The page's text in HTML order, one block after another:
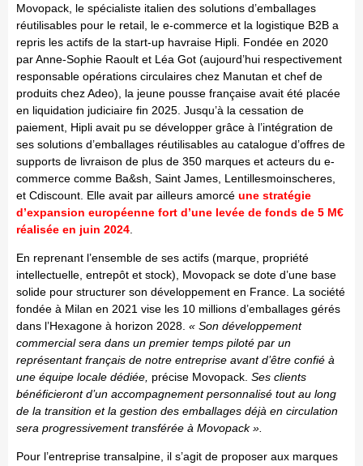
Movopack, le spécialiste italien des solutions d’emballages
réutilisables pour le retail, le e-commerce et la logistique B2B a
repris les actifs de la start-up havraise Hipli. Fondée en 2020
par Anne-Sophie Raoult et Léa Got (aujourd’hui respectivement
responsable opérations circulaires chez Manutan et chef de
produits chez Adeo), la jeune pousse française avait été placée
en liquidation judiciaire fin 2025. Jusqu’à la cessation de
paiement, Hipli avait pu se développer grâce à l’intégration de
ses solutions d’emballages réutilisables au catalogue d’offres de
supports de livraison de plus de 350 marques et acteurs du e-
commerce comme Ba&sh, Saint James, Lentillesmoinscheres,
et Cdiscount. Elle avait par ailleurs amorcé une stratégie
d’expansion européenne fort d’une levée de fonds de 5 M€
réalisée en juin 2024
En reprenant l’ensemble de ses actifs (marque, propriété
intellectuelle, entrepôt et stock), Movopack se dote d’une base
solide pour structurer son développement en France. La société
fondée à Milan en 2021 vise les 10 millions d’emballages gérés
dans l’Hexagone à horizon 2028. « Son développement
commercial sera dans un premier temps piloté par un
représentant français de notre entreprise avant d’être confié à
une équipe locale dédiée, précise Movopack. Ses clients
bénéficieront d’un accompagnement personnalisé tout au long
de la transition et la gestion des emballages déjà en circulation
sera progressivement transférée à Movopack ».
Pour l’entreprise transalpine, il s’agit de proposer aux marques